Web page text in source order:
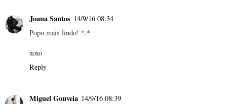
Joana Santos 14/9/16 08:34
Popo mais lindo! *.*
xoxo
Reply
Miguel Gouveia 14/9/16 08:39